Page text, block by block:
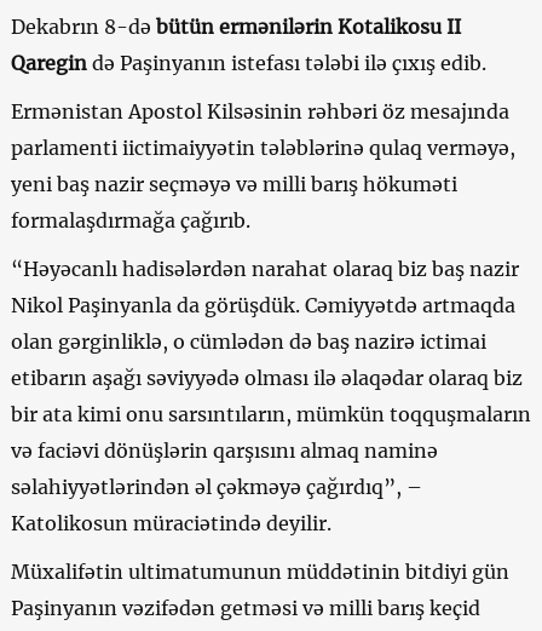
Dekabrın 8-də bütün ermənilərin Kotalikosu II
Qaregində Paşinyanın istefası tələbi ilə çıxış edib.
Ermənistan Apostol Kilsəsinin rəhbəri öz mesajında
parlamenti iictimaiyyətin tələblərinə qulaq verməyə,
yeni baş nazir seçməyə və milli barış hökuməti
formalaşdırmağa çağırıb.
“Həyəcanlı hadisələrdən narahat olaraq biz baş nazir
Nikol Paşinyanla da görüşdük. Cəmiyyətdə artmaqda
olan gərginliklə, o cümlədən də baş nazirə ictimai
etibarın aşağı səviyyədə olması ilə əlaqədar olaraq biz
bir ata kimi onu sarsıntıların, mümkün toqquşmaların
və faciəvi dönüşlərin qarşısını almaq naminə
səlahiyyətlərindən əl çəkməyə çağırdıq”, –
Katolikosun müraciətində deyilir.
Müxalifətin ultimatumunun müddətinin bitdiyi gün
Paşinyanın vəzifədən getməsi və milli barış keçid